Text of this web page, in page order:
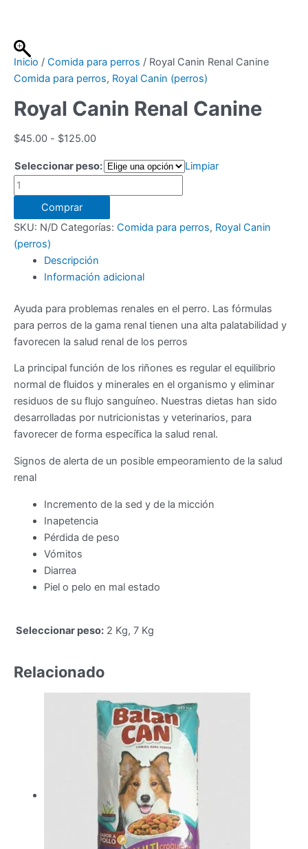
contenido
Inicio / Comida para perros / Royal Canin Renal Canine
Comida para perros, Royal Canin (perros)
Royal Canin Renal Canine
$45.00 - $125.00Rango
precios:
hasta
Seleccionar peso:
Limpiar
Royal
Canin
Renal
Canine
cantidad
Comprar
SKU: N/D Categorías: Comida para perros, Royal Canin
(perros)
Descripción
Información adicional
Ayuda para problemas renales en el perro. Las fórmulas
para perros de la gama renal tienen una alta palatabilidad y
favorecen la salud renal de los perros
La principal función de los riñones es regular el equilibrio
normal de fluidos y minerales en el organismo y eliminar
residuos de su flujo sanguíneo. Nuestras dietas han sido
desarrolladas por nutricionistas y veterinarios, para
favorecer de forma específica la salud renal.
Signos de alerta de un posible empeoramiento de la salud
renal
Incremento de la sed y de la micción
Inapetencia
Pérdida de peso
Vómitos
Diarrea
Piel o pelo en mal estado
Seleccionar peso: 2 Kg, 7 Kg
Relacionado